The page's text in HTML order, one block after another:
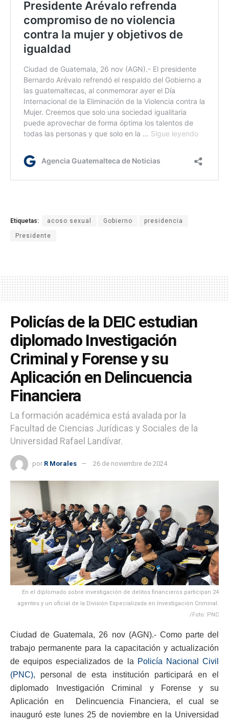
Etiquetas: acoso sexual Gobierno presidencia
Presidente
Policías de la DEIC estudian
diplomado Investigación
Criminal y Forense y su
Aplicación en Delincuencia
Financiera
La formación académica está avalada por la
Facultad de Ciencias Jurídicas y Sociales de la
Universidad Rafael Landívar.
por R Morales 26 de noviembre de 2024
En el diplomado sobre investigación de delitos financieros participan 24
agentes y un oficial de la División Especializada en Investigación Criminal.
/Foto: PNC
Ciudad de Guatemala, 26 nov (AGN).- Como parte del
trabajo permanente para la capacitación y actualización
de equipos especializados de la Policía Nacional Civil
(PNC), personal de esta institución participará en el
diplomado Investigación Criminal y Forense y su
Aplicación en Delincuencia Financiera, el cual se
inauguró este lunes 25 de noviembre en la Universidad